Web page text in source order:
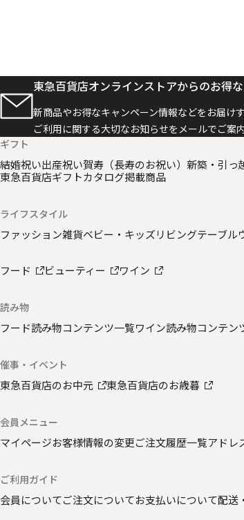
東急百貨店オンラインストアからのお得
新商品やお得なキャンペーン情報などをお届け
ご利用に関する大切なお知らせを メールでご案
ギフト
結婚祝い出産祝い賀寿（長寿のお祝い） 新築・引っ
東急百貨店ギフトカタログ掲載商品
ライフスタイル
ファッション雑貨ベビー・キッズリビングテーブル
フード ビューティー ワイン
読み物
フード読み物コンテンツ一覧ワイン読み物コンテン
催事・イベント
東急百貨店のお中元 東急百貨店のお歳暮
会員メニュー
マイページお客様情報の変更ご注文履歴一覧アドレ
ご利用ガイド
会員についてご注文についてお支払いについて配送